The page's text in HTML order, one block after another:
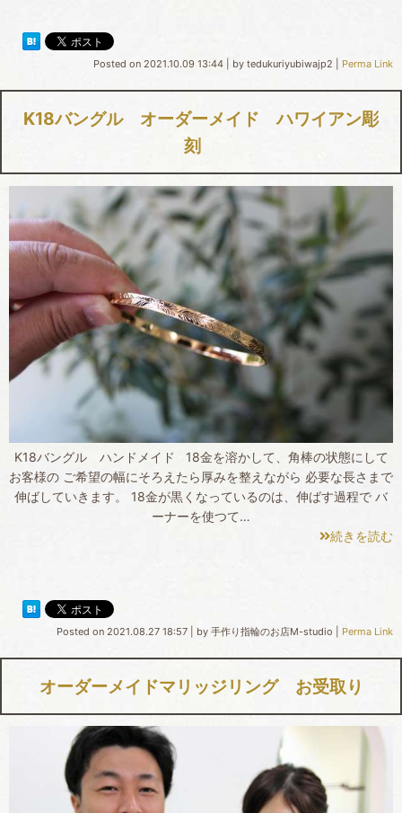
Posted on 2021.10.09 13:44 by tedukuriyubiwajp2 Perma Link
K18バングル オーダーメイド ハワイアン彫
刻
K18バングル ハンドメイド 18金を溶かして、角棒の状態にして
お客様の ご希望の幅にそろえたら厚みを整えながら 必要な長さまで
伸ばしていきます。 18金が黒くなっているのは、伸ばす過程で バ
ーナーを使つて…
続きを読む
Posted on 2021.08.27 18:57 by 手作り指輪のお店M-studio Perma Link
オーダーメイドマリッジリング お受取り